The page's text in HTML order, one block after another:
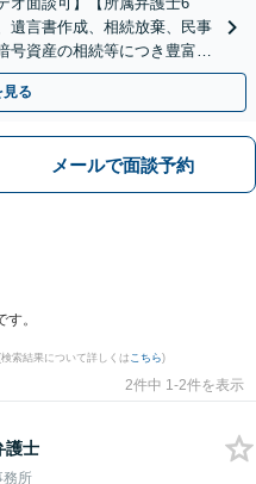
遺言書作成、相続放棄、民事
号資産の相続等につき豊富な
対応】
る
メールで面談予約
。
索結果について詳しくは こちら)
2件中 1-2件を表示
護士
務所